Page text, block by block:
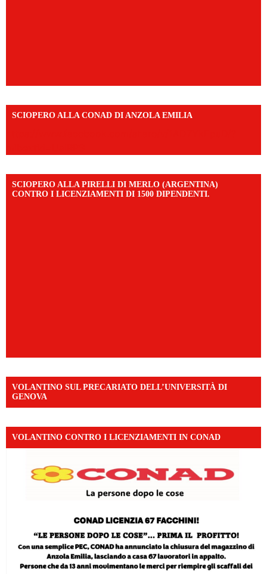
SCIOPERO ALLA CONAD DI ANZOLA EMILIA
SCIOPERO ALLA PIRELLI DI MERLO (ARGENTINA)
CONTRO I LICENZIAMENTI DI 1500 DIPENDENTI.
VOLANTINO SUL PRECARIATO DELL’UNIVERSITÀ DI
GENOVA
VOLANTINO CONTRO I LICENZIAMENTI IN CONAD